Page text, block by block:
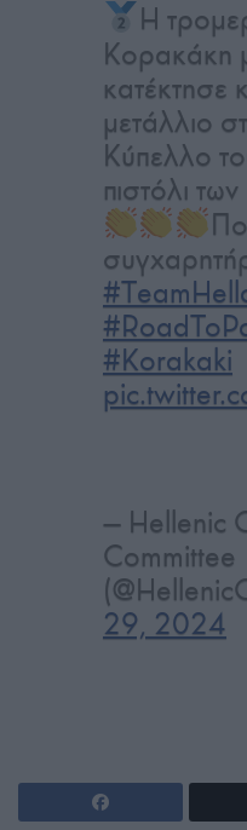
H
Κορακάκη
κατέκτησε
μετάλλιο
Κύπελλο
πιστόλι
#Korakaki
— Ηellenic
Committee
29, 2024